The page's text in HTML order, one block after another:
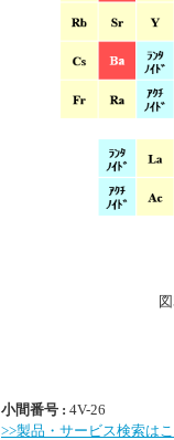
小間番号 : 4V-26
>>製品・サービス検索は